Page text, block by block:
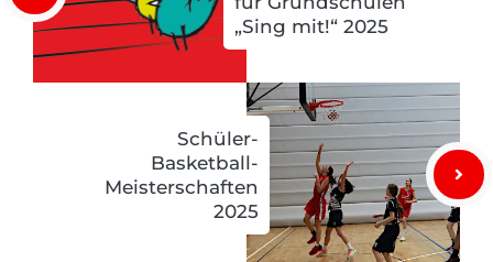
„Sing mit!“ 2025
Schüler-
Basketball-
Meisterschaften
2025